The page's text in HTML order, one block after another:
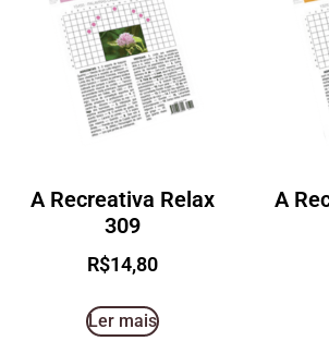
A Recreativa Relax
309
R$14,80
Ler mais
A